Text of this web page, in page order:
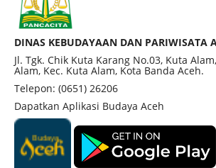
DINAS KEBUDAYAAN DAN PARIWISATA
Jl. Tgk. Chik Kuta Karang No.03, Kuta
Alam, Kec. Kuta Alam, Kota Banda Aceh.
Telepon: (0651) 26206
Dapatkan Aplikasi Budaya Aceh